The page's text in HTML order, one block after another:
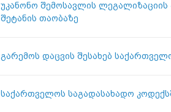
უკანონო შემოსავლის
შეტანის თაობაზე
გარემოს დაცვის შესახებ
საქართველოს საგადასახადო